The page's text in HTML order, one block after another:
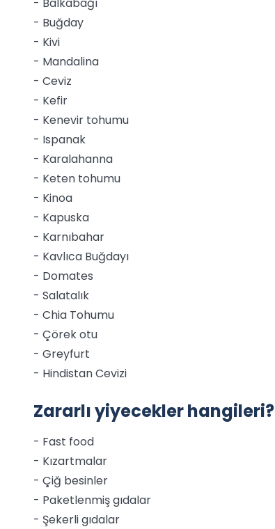
- Buğday
- Kivi
- Mandalina
- Ceviz
- Kefir
- Kenevir tohumu
- Ispanak
- Karalahanna
- Keten tohumu
- Kinoa
- Kapuska
- Karnıbahar
- Kavlıca Buğdayı
- Domates
- Salatalık
- Chia Tohumu
- Çörek otu
- Greyfurt
- Hindistan Cevizi
Zararlı yiyecekler hangileri?
- Fast food
- Kızartmalar
- Çiğ besinler
- Paketlenmiş gıdalar
- Şekerli gıdalar